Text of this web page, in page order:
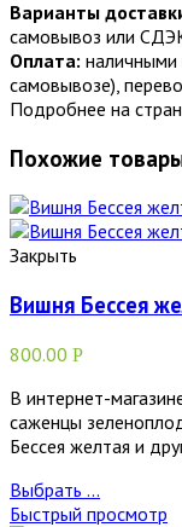
Варианты
самовывоз или
Оплата: наличными
самовывозе),
Подробнее на
Похожие
Закрыть
Вишня Бессея
800.00 Р
В интернет-
саженцы
Бессея желтая и
Выбрать ...
Быстрый просмотр